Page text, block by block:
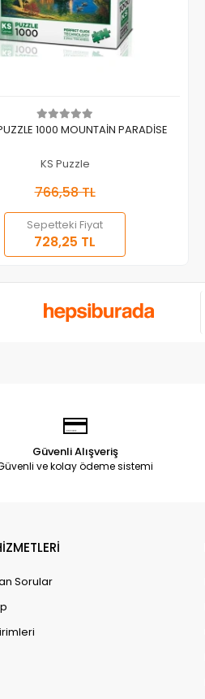
Sepete Ekle
1000 MOUNTAİN PARADİSE
KS Puzzle
766,58 TL
Sepetteki Fiyat
728,25 TL
Güvenli Alışveriş
ve kolay ödeme sistemi
Sorular